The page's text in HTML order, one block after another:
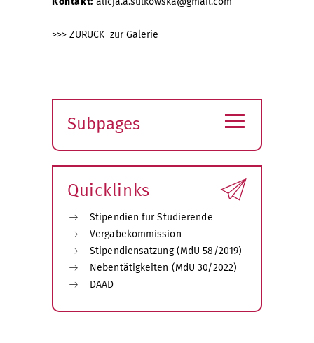
>>> ZURÜCK zur Galerie
Subpages
submenu
≡
Quicklinks
Stipendien für Studierende
Vergabekommission
Stipendiensatzung (MdU 58/2019)
Nebentätigkeiten (MdU 30/2022)
DAAD